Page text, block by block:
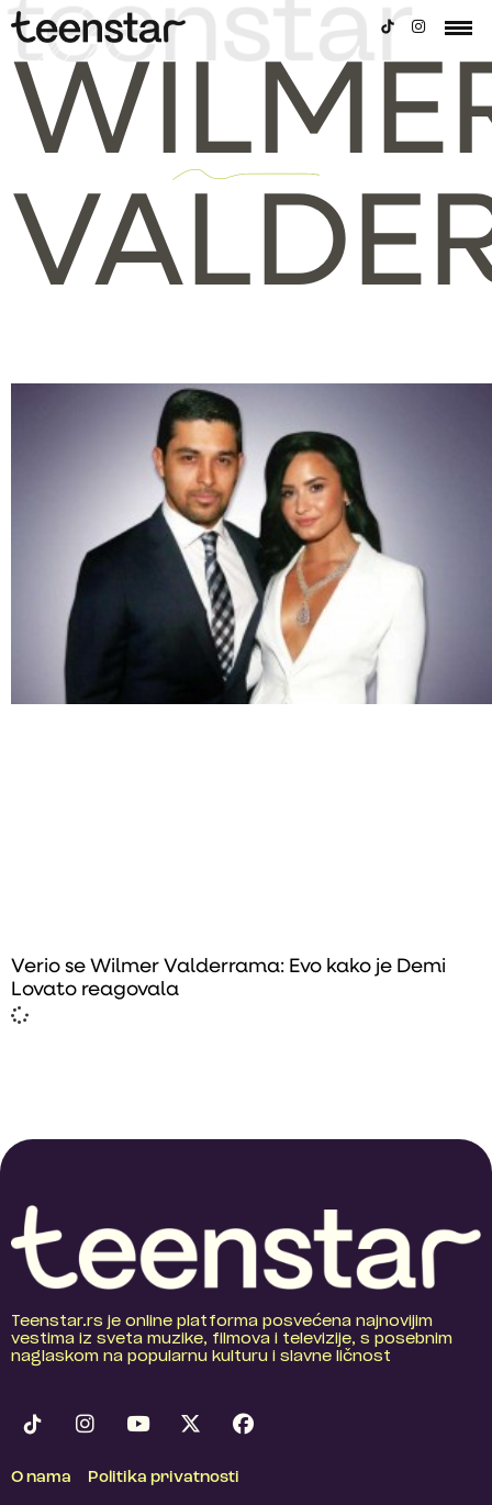
Verio se Wilmer Valderrama: Evo kako je Demi
Lovato reagovala
Teenstar.rs je online platforma posvećena najnovijim
vestima iz sveta muzike, filmova i televizije, s posebnim
naglaskom na popularnu kulturu i slavne ličnost
O nama Politika privatnosti